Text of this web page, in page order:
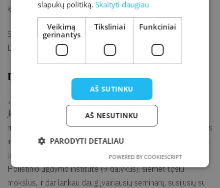
kokios naudos jie duos mūsų organizmui?
Susitikime dalyvaus tarpdisciplininė menininkė Agnė
Dragūnaitė, kuri pasidalins garsinėmis meditacijomis.
Ligita Guldupienė
„Nuo vaikystės eidavau su seneliu žoliauti – tai jis mano
įkvėpėjas. Po to kurį laiką buvau atitrūkusi nuo žolelių
rinkimo, tiesa, sau visada prisirinkdavau. Prieš šešerius metus
intensyviau pradėjau gilintis į augalų pasaulį. Nuolat mokausi:
lankau Virgilijaus Skirkevičiaus seminarus; pernai mokiausi
Holistinio ugdymo institute (9 dalykus), šiemet tęsiu
mokslus, ir dar lankau daug įvairiausių seminarų, susijusių su
slapukų politiką.Skaityti daugiau
Veikimą
gerinantys
Tiksliniai Funkciniai
AŠ SUTINKU
AŠ NESUTINKU
PARODYTI DETALIAU
POWERED BY COOKIESCRIPT